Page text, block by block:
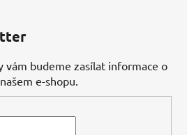
vám budeme zasílat informace o
e-shopu.